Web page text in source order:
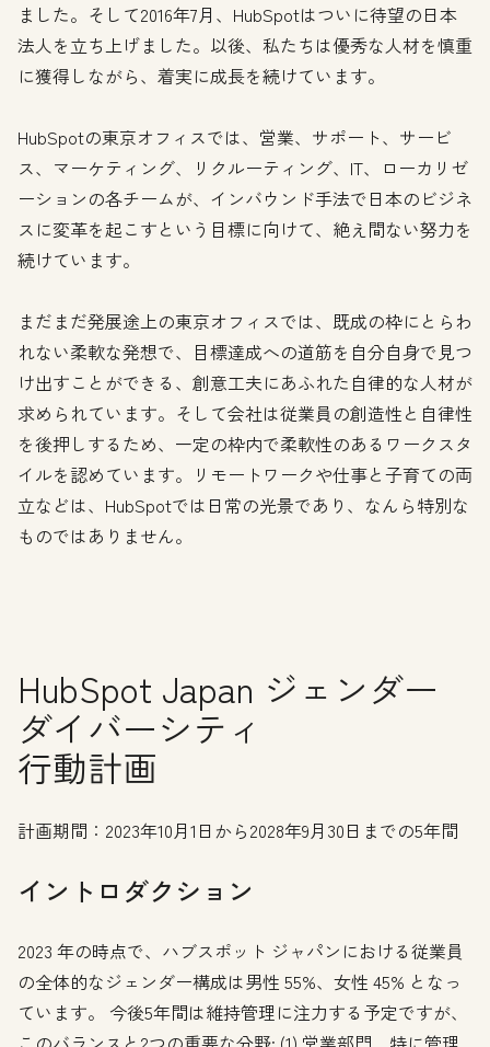
ました。そして2016年7月、HubSpotはついに待望の日本
法人を立ち上げました。以後、私たちは優秀な人材を慎重
に獲得しながら、着実に成長を続けています。
HubSpotの東京オフィスでは、営業、サポート、サービ
ス、マーケティング、リクルーティング、IT、ローカリゼ
ーションの各チームが、インバウンド手法で日本のビジネ
スに変革を起こすという目標に向けて、絶え間ない努力を
続けています。
まだまだ発展途上の東京オフィスでは、既成の枠にとらわ
れない柔軟な発想で、目標達成への道筋を自分自身で見つ
け出すことができる、創意工夫にあふれた自律的な人材が
求められています。そして会社は従業員の創造性と自律性
を後押しするため、一定の枠内で柔軟性のあるワークスタ
イルを認めています。リモートワークや仕事と子育ての両
立などは、HubSpotでは日常の光景であり、なんら特別な
ものではありません。
HubSpot Japan ジェンダー
ダイバーシティ
行動計画
計画期間：2023年10月1日から2028年9月30日までの5年間
イントロダクション
2023 年の時点で、ハブスポット ジャパンにおける従業員
の全体的なジェンダー構成は男性 55%、女性 45% となっ
ています。 今後5年間は維持管理に注力する予定ですが、